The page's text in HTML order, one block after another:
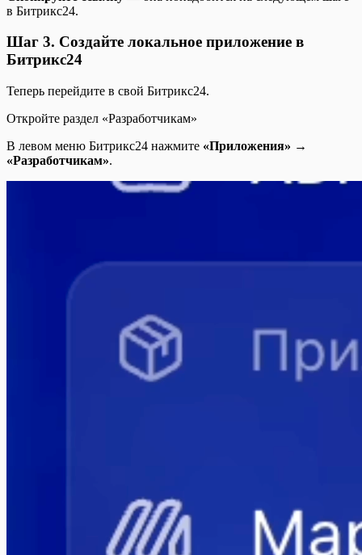
в Битрикс24.
Шаг 3. Создайте локальное приложение в
Битрикс24
Теперь перейдите в свой Битрикс24.
Откройте раздел «Разработчикам»
В левом меню Битрикс24 нажмите «Приложения» →
«Разработчикам».